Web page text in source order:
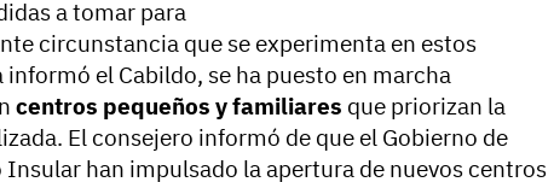
a tomar para
circunstancia que se experimenta en estos
el Cabildo, se ha puesto en marcha
centros pequeños y familiares que priorizan la
El consejero informó de que el Gobierno de
Insular han impulsado la apertura de nuevos centros